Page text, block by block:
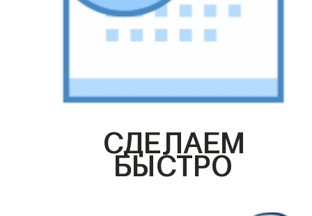
СДЕЛАЕМ
БЫСТРО